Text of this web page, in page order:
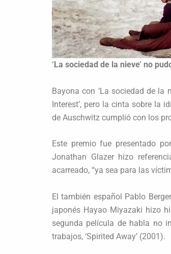
‘La sociedad de la nieve’ no
Bayona con ‘La sociedad de la
Interest’, pero la cinta sobre la
de Auschwitz cumplió con los
Este premio fue presentado
Jonathan Glazer hizo
acarreado, “ya sea para las
El también español Pablo
japonés Hayao Miyazaki hizo
segunda película de habla no
trabajos, ‘Spirited Away’ (2001).